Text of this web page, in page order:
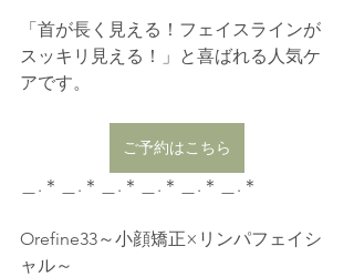
「首が長く見える！フェイスラインが
スッキリ見える！」と喜ばれる人気ケ
アです。
ご予約はこちら
＿.＊＿.＊＿.＊＿.＊＿.＊＿.＊
Orefine33～小顔矯正×リンパフェイシ
ャル～